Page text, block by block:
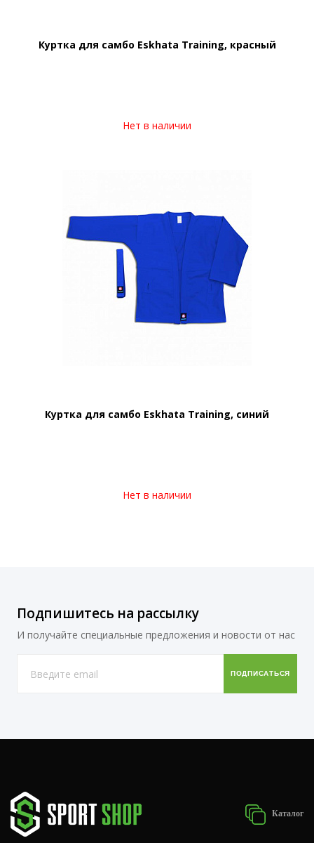
Куртка для самбо Eskhata Training, красный
Нет в наличии
Куртка для самбо Eskhata Training, синий
Нет в наличии
Подпишитесь на рассылку
И получайте специальные предложения и новости от нас
Каталог